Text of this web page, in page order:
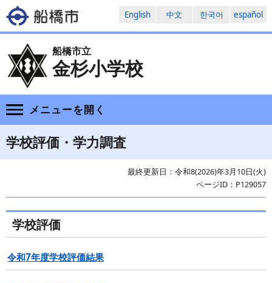
English 中文 한국어 español
船橋市立
金杉小学校
メニューを開く
学校評価・学力調査
最終更新日：令和8(2026)年3月10日(火)
ページID：P129057
学校評価
令和7年度学校評価結果